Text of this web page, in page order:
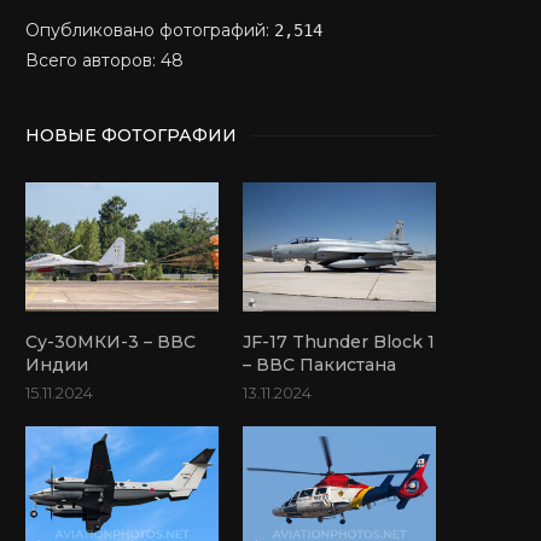
Опубликовано фотографий: 2,514
Всего авторов: 48
НОВЫЕ ФОТОГРАФИИ
Су-30МКИ-3 – ВВС
Индии
15.11.2024
JF-17 Thunder Block 1
– ВВС Пакистана
13.11.2024